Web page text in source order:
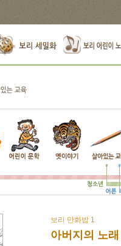
보리 만화밥 1
아버지의 노래